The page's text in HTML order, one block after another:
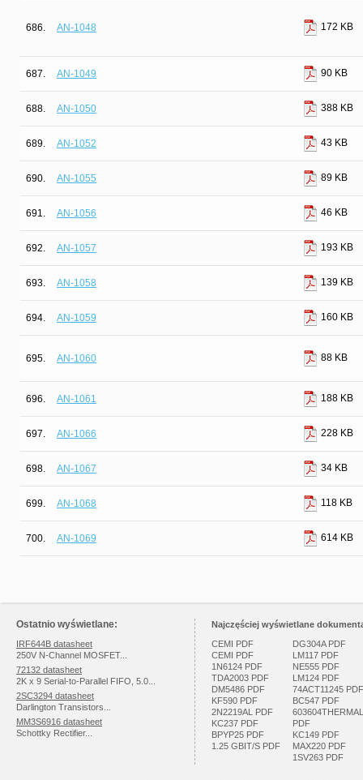
686. AN-1048 172 KB
687. AN-1049 90 KB
688. AN-1050 388 KB
689. AN-1052 43 KB
690. AN-1055 89 KB
691. AN-1056 46 KB
692. AN-1057 193 KB
693. AN-1058 139 KB
694. AN-1059 160 KB
695. AN-1060 88 KB
696. AN-1061 188 KB
697. AN-1066 228 KB
698. AN-1067 34 KB
699. AN-1068 118 KB
700. AN-1069 614 KB
Ostatnio wyświetlane:
IRF644B datasheet
250V N-Channel MOSFET...
72132 datasheet
2K x 9 Serial-to-Parallel FIFO, 5.0...
2SC3294 datasheet
Darlington Transistors...
MM3S6916 datasheet
Schottky Rectifier...
Najczęściej wyświetlane
CEMI PDF
CEMI PDF
1N6124 PDF
TDA2003 PDF
DM5486 PDF
KF590 PDF
2N2219AL PDF
KC237 PDF
BPYP25 PDF
1.25 GBIT/S PDF
DG304A PDF
LM117 PDF
NE555 PDF
LM124 PDF
74ACT11245 PDF
BC547 PDF
603604THERMAL
PDF
KC149 PDF
MAX220 PDF
1SV263 PDF